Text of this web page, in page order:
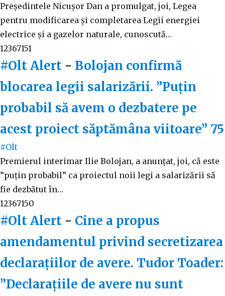
Președintele Nicușor Dan a promulgat, joi, Legea
pentru modificarea și completarea Legii energiei
electrice și a gazelor naturale, cunoscută…
12367151
#Olt Alert - Bolojan confirmă
blocarea legii salarizării. ”Puțin
probabil să avem o dezbatere pe
acest proiect săptămâna viitoare” 75
#Olt
Premierul interimar Ilie Bolojan, a anunțat, joi, că este
”puțin probabil” ca proiectul noii legi a salarizării să
fie dezbătut în…
12367150
#Olt Alert - Cine a propus
amendamentul privind secretizarea
declarațiilor de avere. Tudor Toader:
”Declarațiile de avere nu sunt